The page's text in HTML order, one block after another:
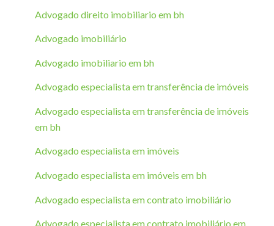
Advogado direito imobiliario em bh
Advogado imobiliário
Advogado imobiliario em bh
Advogado especialista em transferência de imóveis
Advogado especialista em transferência de imóveis
em bh
Advogado especialista em imóveis
Advogado especialista em imóveis em bh
Advogado especialista em contrato imobiliário
Advogado especialista em contrato imobiliário em